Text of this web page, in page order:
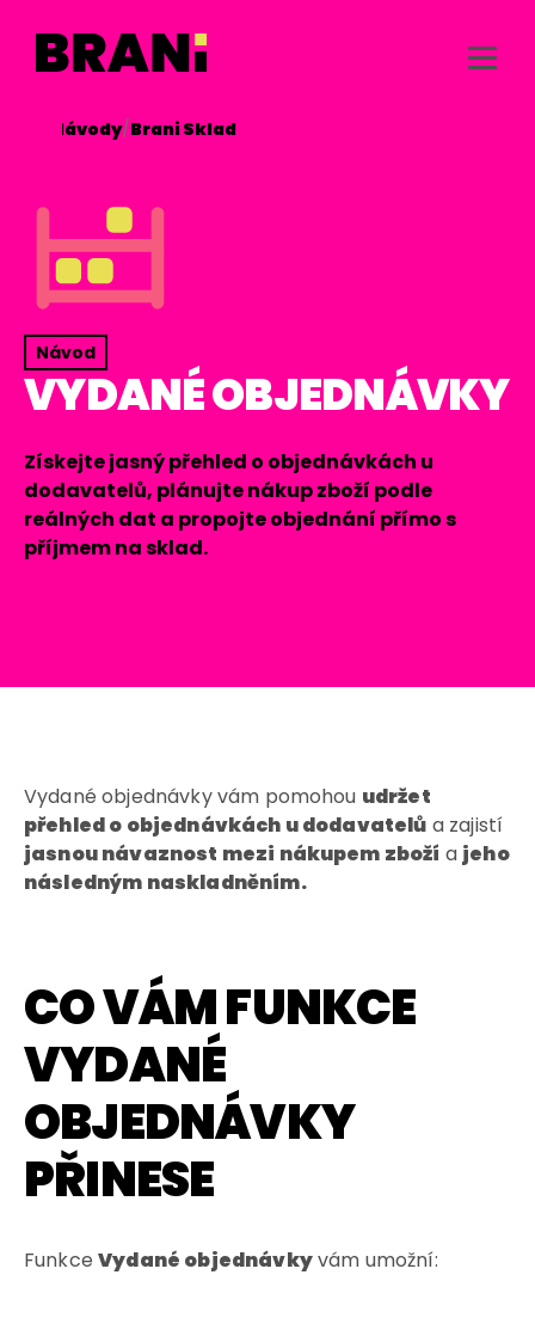
Návody/Brani Sklad
Návod
VYDANÉ OBJEDNÁVKY
Získejte jasný přehled o objednávkách u
dodavatelů, plánujte nákup zboží podle
reálných dat a propojte objednání přímo s
příjmem na sklad.
Vydané objednávky vám pomohou udržet
přehled o objednávkách u dodavatelů a zajistí
jasnou návaznost mezi nákupem zboží a jeho
následným naskladněním.
CO VÁM FUNKCE
VYDANÉ
OBJEDNÁVKY
PŘINESE
FunkceVydané objednávkyvám umožní: